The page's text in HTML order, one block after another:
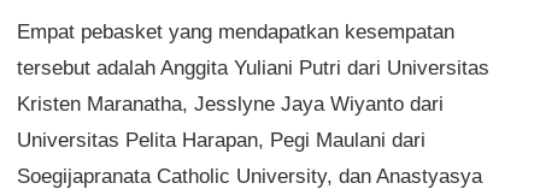
Empat pebasket yang mendapatkan kesempatan
tersebut adalah Anggita Yuliani Putri dari Universitas
Kristen Maranatha, Jesslyne Jaya Wiyanto dari
Universitas Pelita Harapan, Pegi Maulani dari
Soegijapranata Catholic University, dan Anastyasya